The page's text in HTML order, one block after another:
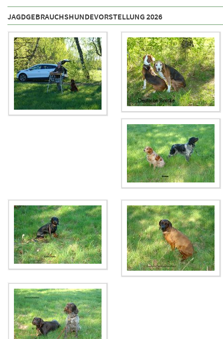
JAGDGEBRAUCHSHUNDEVORSTELLUNG 2026